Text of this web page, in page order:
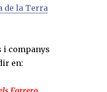
de la Terra
i companys
en: